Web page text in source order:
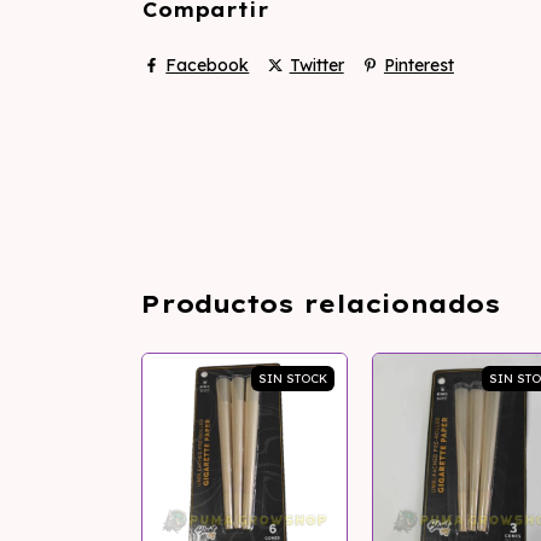
Compartir
Facebook Twitter Pinterest
Productos relacionados
SIN STOCK SIN